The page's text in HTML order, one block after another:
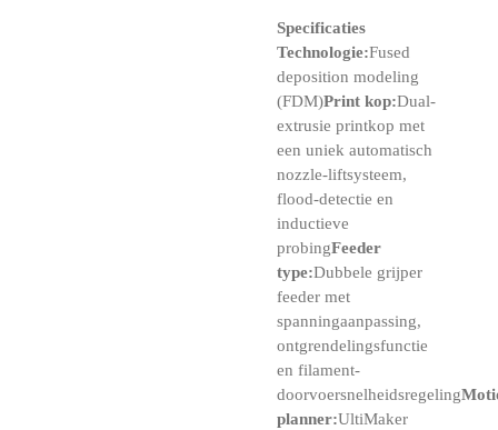
Specificaties
Technologie:Fused
deposition modeling
(FDM)Print kop:Dual-
extrusie printkop met
een uniek automatisch
nozzle-liftsysteem,
flood-detectie en
inductieve
probingFeeder
type:Dubbele grijper
feeder met
spanningaanpassing,
ontgrendelingsfunctie
en filament-
doorvoersnelheidsregeling
planner:UltiMaker